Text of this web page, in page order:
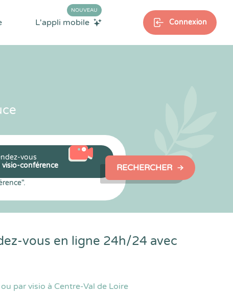
L'appli mobile
NOUVEAU
Connexion
vous
visio-conférence
RECHERCHER
vous en ligne 24h/24 avec
par visio à Centre-Val de Loire